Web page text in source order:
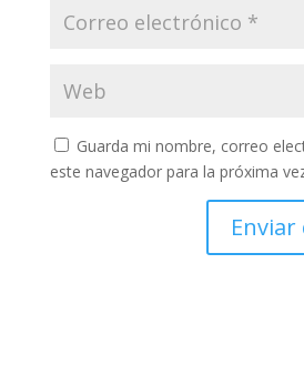
Guarda mi nombre, correo
este navegador para la próxima